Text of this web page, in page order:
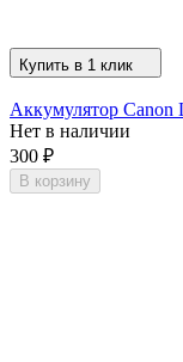
Купить в 1 клик
Аккумулятор Canon
Нет в наличии
300 ₽
В корзину